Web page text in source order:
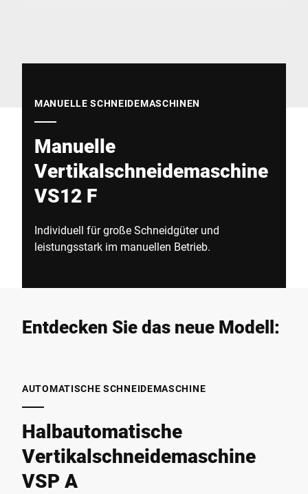
MANUELLE SCHNEIDEMASCHINEN
Manuelle
Vertikalschneidemaschine
VS12 F
Individuell für große Schneidgüter und
leistungsstark im manuellen Betrieb.
Entdecken Sie das neue Modell:
AUTOMATISCHE SCHNEIDEMASCHINE
Halbautomatische
Vertikalschneidemaschine
VSP A